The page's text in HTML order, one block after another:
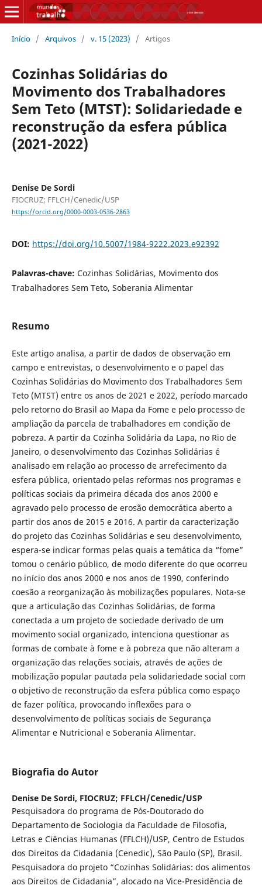
Início / Arquivos / v. 15 (2023) / Artigos
Cozinhas Solidárias do
Movimento dos Trabalhadores
Sem Teto (MTST): Solidariedade e
reconstrução da esfera pública
(2021-2022)
Denise De Sordi
FIOCRUZ; FFLCH/Cenedic/USP
https://orcid.org/0000-0003-0536-2863
DOI: https://doi.org/10.5007/1984-9222.2023.e92392
Palavras-chave: Cozinhas Solidárias, Movimento dos
Trabalhadores Sem Teto, Soberania Alimentar
Resumo
Este artigo analisa, a partir de dados de observação em
campo e entrevistas, o desenvolvimento e o papel das
Cozinhas Solidárias do Movimento dos Trabalhadores Sem
Teto (MTST) entre os anos de 2021 e 2022, período marcado
pelo retorno do Brasil ao Mapa da Fome e pelo processo de
ampliação da parcela de trabalhadores em condição de
pobreza. A partir da Cozinha Solidária da Lapa, no Rio de
Janeiro, o desenvolvimento das Cozinhas Solidárias é
analisado em relação ao processo de arrefecimento da
esfera pública, orientado pelas reformas nos programas e
políticas sociais da primeira década dos anos 2000 e
agravado pelo processo de erosão democrática aberto a
partir dos anos de 2015 e 2016. A partir da caracterização
do projeto das Cozinhas Solidárias e seu desenvolvimento,
espera-se indicar formas pelas quais a temática da “fome”
tomou o cenário público, de modo diferente do que ocorreu
no início dos anos 2000 e nos anos de 1990, conferindo
coesão a reorganização às mobilizações populares. Nota-se
que a articulação das Cozinhas Solidárias, de forma
conectada a um projeto de sociedade derivado de um
movimento social organizado, intenciona questionar as
formas de combate à fome e à pobreza que não alteram a
organização das relações sociais, através de ações de
mobilização popular pautada pela solidariedade social com
o objetivo de reconstrução da esfera pública como espaço
de fazer política, provocando inflexões para o
desenvolvimento de políticas sociais de Segurança
Alimentar e Nutricional e Soberania Alimentar.
Biografia do Autor
Denise De Sordi, FIOCRUZ; FFLCH/Cenedic/USP
Pesquisadora do programa de Pós-Doutorado do
Departamento de Sociologia da Faculdade de Filosofia,
Letras e Ciências Humanas (FFLCH)/USP, Centro de Estudos
dos Direitos da Cidadania (Cenedic), São Paulo (SP), Brasil.
Pesquisadora do projeto “Cozinhas Solidárias: dos alimentos
aos Direitos de Cidadania”, alocado na Vice-Presidência de